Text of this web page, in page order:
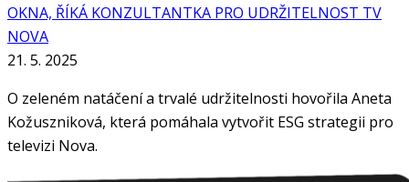
OKNA, ŘÍKÁ KONZULTANTKA PRO UDRŽITELNOST TV
NOVA
21. 5. 2025
O zeleném natáčení a trvalé udržitelnosti hovořila Aneta
Kožuszniková, která pomáhala vytvořit ESG strategii pro
televizi Nova.